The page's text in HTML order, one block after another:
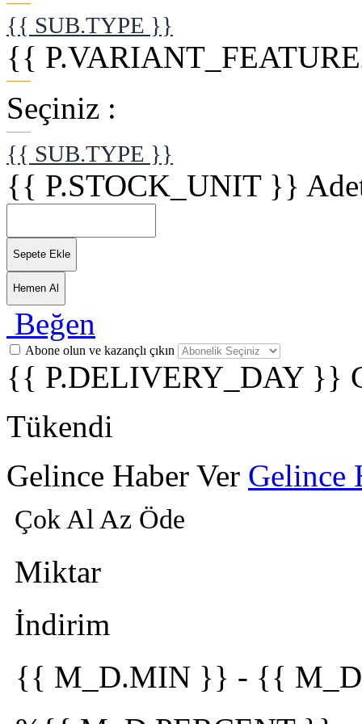
{{ SUB.TYPE }}
{{
Seçiniz :
{{ SUB.TYPE }}
{{ P.STOCK_UNIT }}
Sepete Ekle
Hemen Al
Beğen
Abone olun ve kazançlı çıkın
{{ P.DELIVERY_DAY }}
Tükendi
Gelince Haber Ver Gelince
Çok Al Az Öde
Miktar
İndirim
{{ M_D.MIN }} - {{